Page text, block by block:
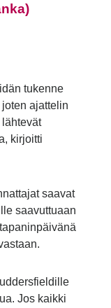
tukenne
ajattelin
kirjoitti
saavat
saavuttuaan
Jos kaikki